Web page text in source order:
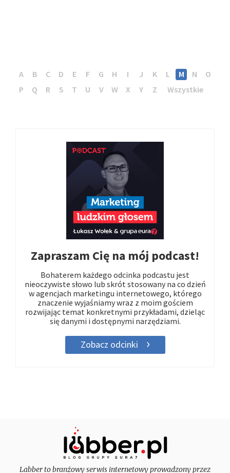
A B C D E F G H I J K L M N
O
P
Q R S T U V W X Y Z Wszystkie
Zapraszam Cię na mój podcast!
Bohaterem każdego odcinka podcastu jest
nieoczywiste słowo lub skrót stosowany na co dzień
w agencjach marketingu internetowego, którego
znaczenie wyjaśniamy wraz z moim gościem
rozwijając temat konkretnymi przykładami, dzieląc
się danymi i dostępnymi narzędziami.
Zobacz odcinki
Labber to branżowy serwis internetowy prowadzony przez